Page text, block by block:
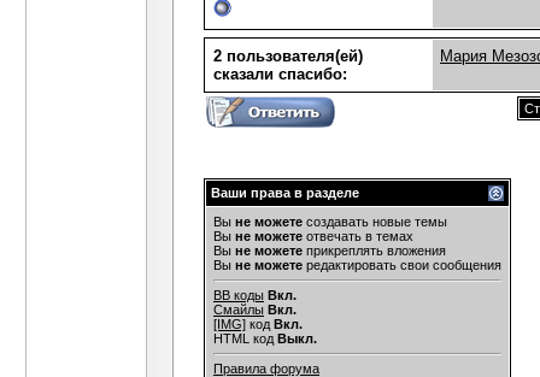
2 пользователя(ей)
сказали cпасибо:
Мария
Ваши права в разделе
Вы не можете создавать новые темы
Вы не можете отвечать в темах
Вы не можете прикреплять вложения
Вы не можете редактировать свои сообщения
BB коды Вкл.
Смайлы Вкл.
[IMG] код Вкл.
HTML код Выкл.
Правила форума